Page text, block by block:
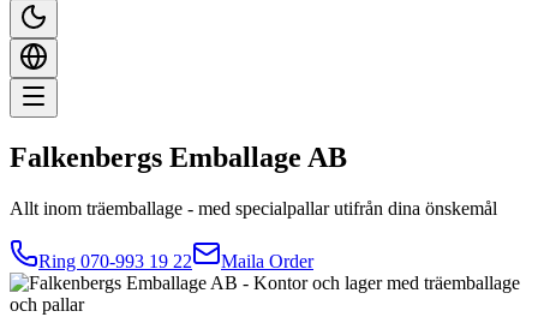
Falkenbergs Emballage AB
Allt inom träemballage - med specialpallar utifrån dina önskemål
Ring 070-993 19 22 Maila Order